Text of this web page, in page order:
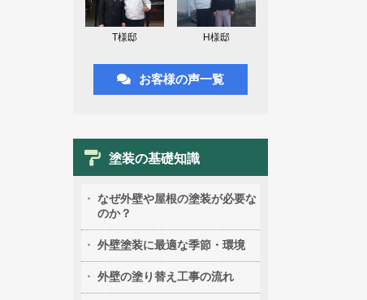
T様邸 H様邸
お客様の声一覧
塗装の基礎知識
なぜ外壁や屋根の塗装が必要な
のか？
外壁塗装に最適な季節・環境
外壁の塗り替え工事の流れ